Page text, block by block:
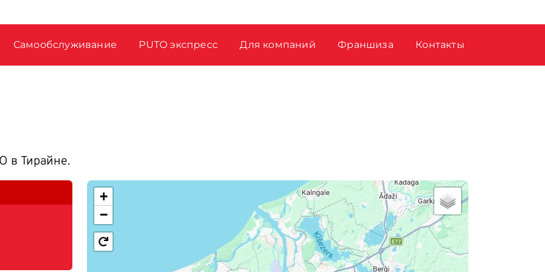
Самообслуживание PUTO экспресс Для компаний Франшиза Контакты
в Тирайне.
+
−